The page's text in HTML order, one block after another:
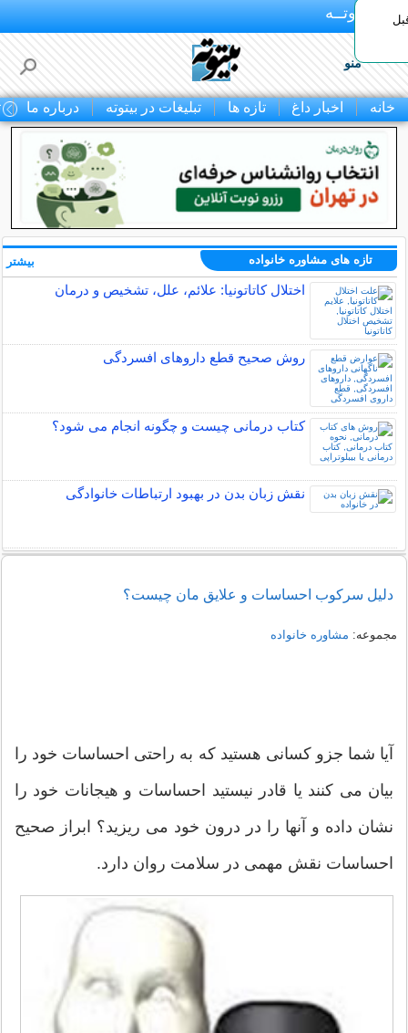
بـیتوتــه
منو
خانه اخبار داغ تازه ها تبلیغات در بیتوته درباره ما
تازه های مشاوره خانواده
اختلال کاتاتونیا: علائم، علل، تشخیص و درمان
روش صحیح قطع داروهای افسردگی
کتاب درمانی چیست و چگونه انجام می شود؟
نقش زبان بدن در بهبود ارتباطات خانوادگی
بیشتر
دلیل سرکوب احساسات و علایق مان چیست؟
مجموعه: مشاوره خانواده
آیا شما جزو کسانی هستید که به راحتی احساسات خود را
بیان می کنند یا قادر نیستید احساسات و هیجانات خود را
نشان داده و آنها را در درون خود می ریزید؟ ابراز صحیح
احساسات نقش مهمی در سلامت روان دارد.